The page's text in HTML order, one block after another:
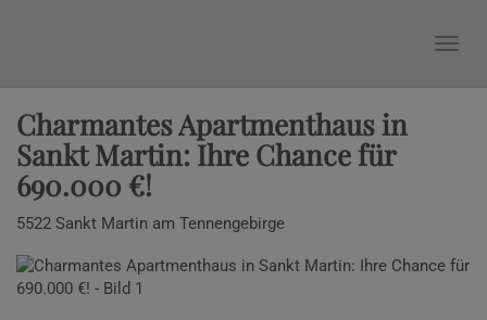
Charmantes Apartmenthaus in
Sankt Martin: Ihre Chance für
690.000 €!
5522 Sankt Martin am Tennengebirge